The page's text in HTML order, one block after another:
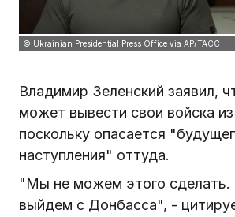
© Ukrainian Presidential Press Office via AP/ТАСС
Владимир Зеленский заявил,
может вывести свои войска
поскольку опасается
наступления" оттуда.
"Мы не можем этого
выйдем с Донбасса", -